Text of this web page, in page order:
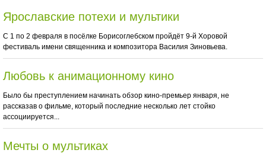
Ярославские потехи и мультики
С 1 по 2 февраля в посёлке Борисоглебском пройдёт 9-й Хоровой
фестиваль имени священника и композитора Василия Зиновьева.
Любовь к анимационному кино
Было бы преступлением начинать обзор кино-премьер января, не
рассказав о фильме, который последние несколько лет стойко
ассоциируется...
Мечты о мультиках